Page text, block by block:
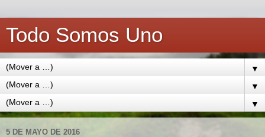
Todo Somos Uno
▼
▼
▼
5 DE MAYO DE 2016